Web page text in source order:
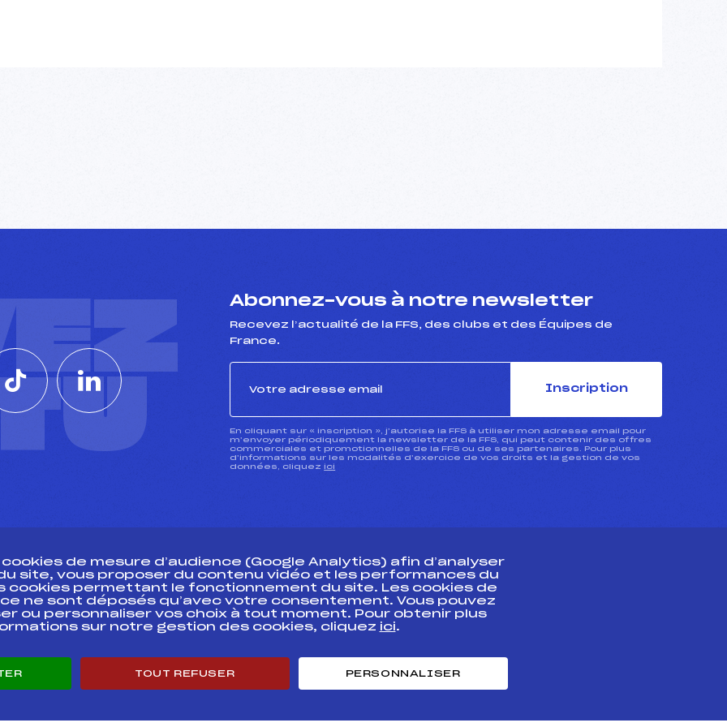
Abonnez-vous à notre newsletter
Recevez l’actualité de la FFS, des clubs et des Équipes de
France.
Inscription
En cliquant sur « inscription », j’autorise la FFS à utiliser mon adresse email pour
m’envoyer périodiquement la newsletter de la FFS, qui peut contenir des offres
commerciales et promotionnelles de la FFS ou de ses partenaires. Pour plus
d’informations sur les modalités d’exercice de vos droits et la gestion de vos
données, cliquez ici
Pass’Neige
Projet sportif fédéral
Pôle vie de l’athlète
Enseignement professionnel
de mesure d’audience (Google Analytics) afin d’analyser
site, vous proposer du contenu vidéo et les performances du
cookies permettant le fonctionnement du site. Les cookies de
ne sont déposés qu’avec votre consentement. Vous pouvez
ou personnaliser vos choix à tout moment. Pour obtenir plus
sur notre gestion des cookies, cliquez ici.
TOUT REFUSER PERSONNALISER